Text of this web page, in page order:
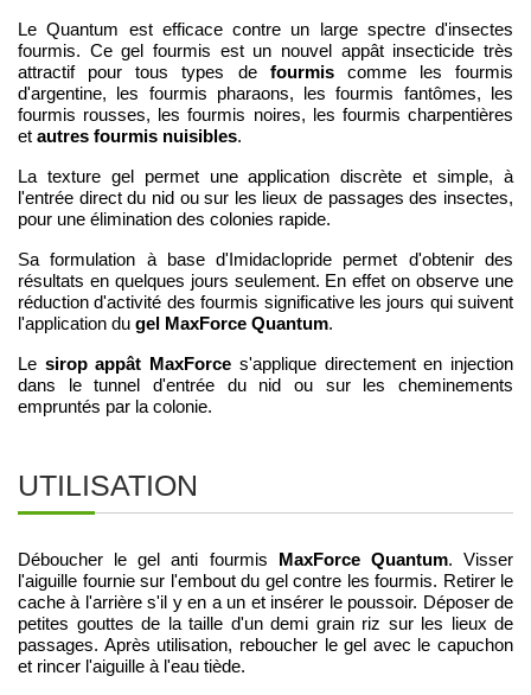
Le Quantum est efficace contre un large spectre d'insectes
fourmis. Ce gel fourmis est un nouvel appât insecticide très
attractif pour tous types de fourmiscomme les fourmis
d'argentine, les fourmis pharaons, les fourmis fantômes, les
fourmis rousses, les fourmis noires, les fourmis charpentières
et autres fourmis nuisibles.
La texture gel permet une application discrète et simple, à
l'entrée direct du nid ou sur les lieux de passages des insectes,
pour une élimination des colonies rapide.
Sa formulation à base d'Imidaclopride permet d'obtenir des
résultats en quelques jours seulement. En effet on observe une
réduction d'activité des fourmis significative les jours qui suivent
l'application du gel MaxForce Quantum.
Le sirop appât MaxForce s'applique directement en injection
dans le tunnel d'entrée du nid ou sur les cheminements
empruntés par la colonie.
UTILISATION
Déboucher le gel anti fourmis MaxForce Quantum. Visser
l'aiguille fournie sur l'embout du gel contre les fourmis. Retirer le
cache à l'arrière s'il y en a un et insérer le poussoir. Déposer de
petites gouttes de la taille d'un demi grain riz sur les lieux de
passages. Après utilisation, reboucher le gel avec le capuchon
et rincer l'aiguille à l'eau tiède.